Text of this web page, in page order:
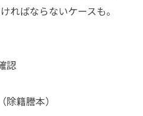
ればならないケースも。
認
籍謄本）